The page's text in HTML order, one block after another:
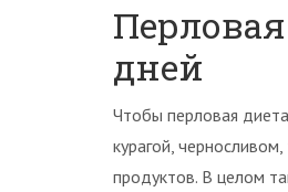
дней
Чтобы перловая
курагой,
продуктов. В целом